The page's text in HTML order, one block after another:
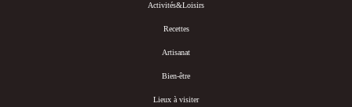
Activités&Loisirs
Recettes
Artisanat
Bien-être
Lieux à visiter